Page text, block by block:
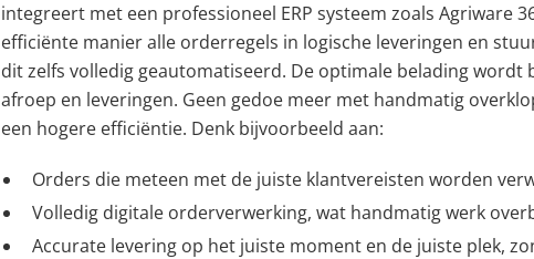
integreert met een professioneel ERP systeem zoals Agriware
efficiënte manier alle orderregels in logische leveringen en
dit zelfs volledig geautomatiseerd. De optimale belading
afroep en leveringen. Geen gedoe meer met handmatig
een hogere efficiëntie. Denk bijvoorbeeld aan:
Orders die meteen met de juiste klantvereisten worden
Volledig digitale orderverwerking, wat handmatig werk
Accurate levering op het juiste moment en de juiste plek,